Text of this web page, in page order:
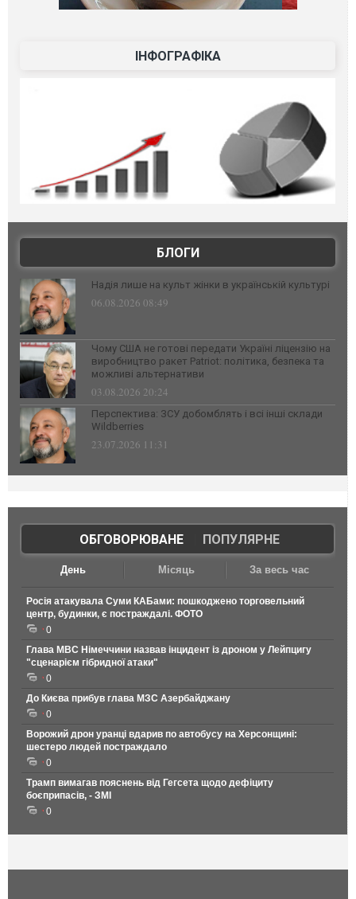
ІНФОГРАФІКА
БЛОГИ
Надія лише на культ жінки в українській культурі
06.08.2026 08:49
Чому США не готові передати Україні ліцензію на
виробництво ракет Patriot: політика, безпека та
можливі альтернативи
03.08.2026 20:24
Перспектива: ЗСУ добомблять і всі інші склади
Wildberries
23.07.2026 11:31
ОБГОВОРЮВАНЕ| ПОПУЛЯРНЕ
День Місяць За весь час
Росія атакувала Суми КАБами: пошкоджено торговельний
центр, будинки, є постраждалі. ФОТО
0
Глава МВС Німеччини назвав інцидент із дроном у Лейпцигу
"сценарієм гібридної атаки"
0
До Києва прибув глава МЗС Азербайджану
0
Ворожий дрон уранці вдарив по автобусу на Херсонщині:
шестеро людей постраждало
0
Трамп вимагав пояснень від Гегсета щодо дефіциту
боєприпасів, - ЗМІ
0